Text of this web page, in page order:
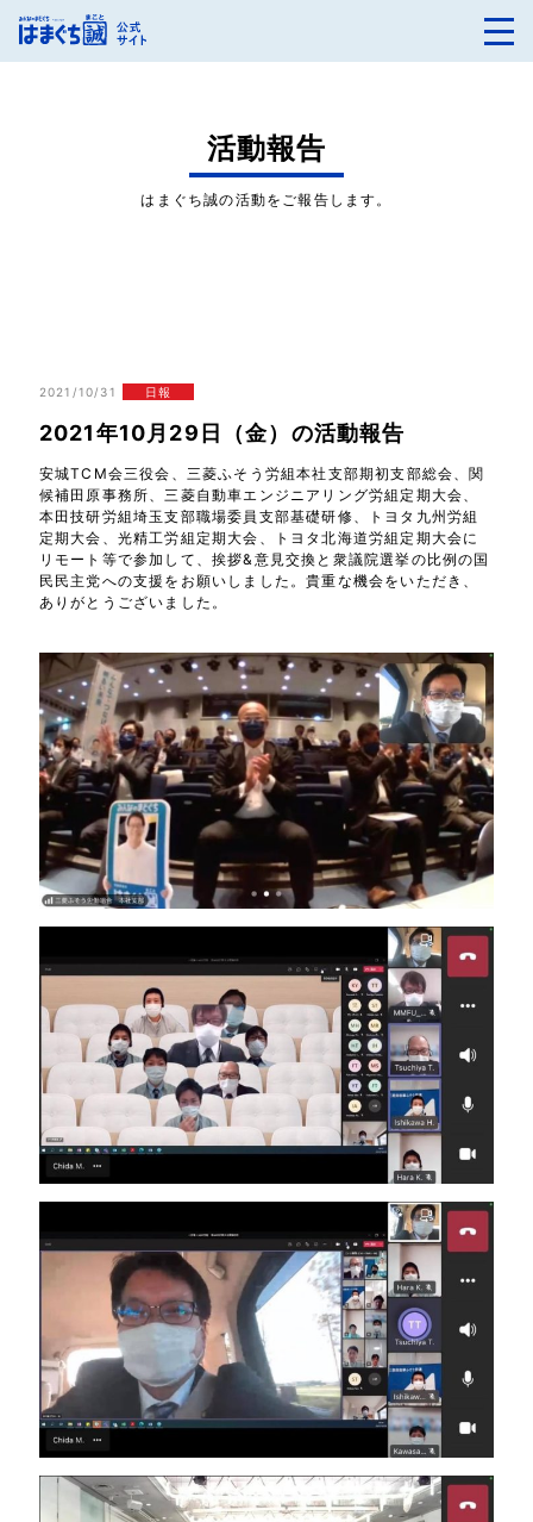
活動報告
はまぐち誠の活動をご報告します。
2021/10/31 日報
2021年10月29日（金）の活動報告
安城TCM会三役会、三菱ふそう労組本社支部期初支部総会、関
候補田原事務所、三菱自動車エンジニアリング労組定期大会、
本田技研労組埼玉支部職場委員支部基礎研修、トヨタ九州労組
定期大会、光精工労組定期大会、トヨタ北海道労組定期大会に
リモート等で参加して、挨拶&意見交換と衆議院選挙の比例の国
民民主党への支援をお願いしました。貴重な機会をいただき、
ありがとうございました。